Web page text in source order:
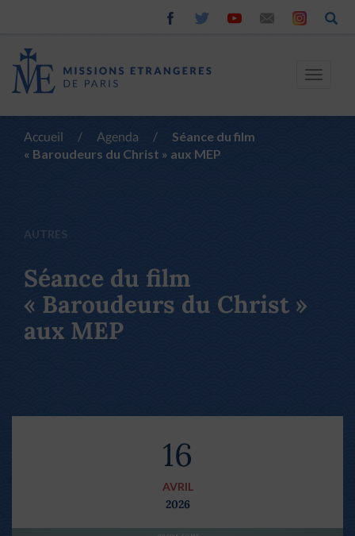
Toggle
Accueil / Agenda /
Séance du film
« Baroudeurs du Christ » aux MEP
AUTRES
Séance du film
« Baroudeurs du Christ »
aux MEP
16
AVRIL
2026